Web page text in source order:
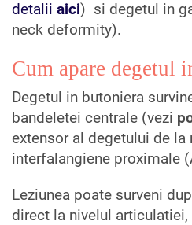
detalii aici) si degetul in
neck deformity).
Cum apare degetul
Degetul in butoniera
bandeletei centrale (vezi
extensor al degetului de
interfalangiene proximale
Leziunea poate surveni
direct la nivelul